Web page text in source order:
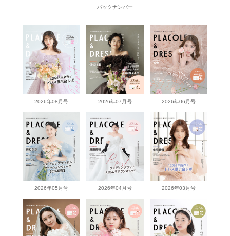
バックナンバー
2026年08月号 2026年07月号 2026年06月号
2026年05月号 2026年04月号 2026年03月号